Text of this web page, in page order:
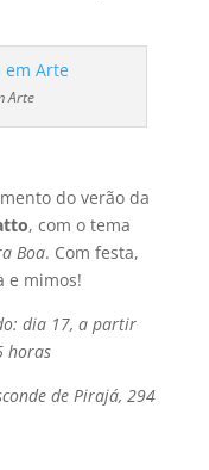
Arte
do verão da
, com o tema
Boa. Com festa,
e mimos!
dia 17, a partir
horas
de Pirajá, 294